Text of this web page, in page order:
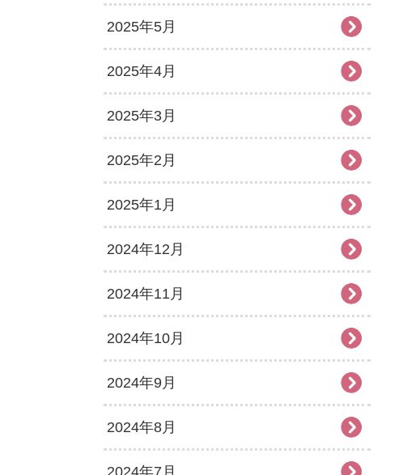
2025年5月
2025年4月
2025年3月
2025年2月
2025年1月
2024年12月
2024年11月
2024年10月
2024年9月
2024年8月
2024年7月